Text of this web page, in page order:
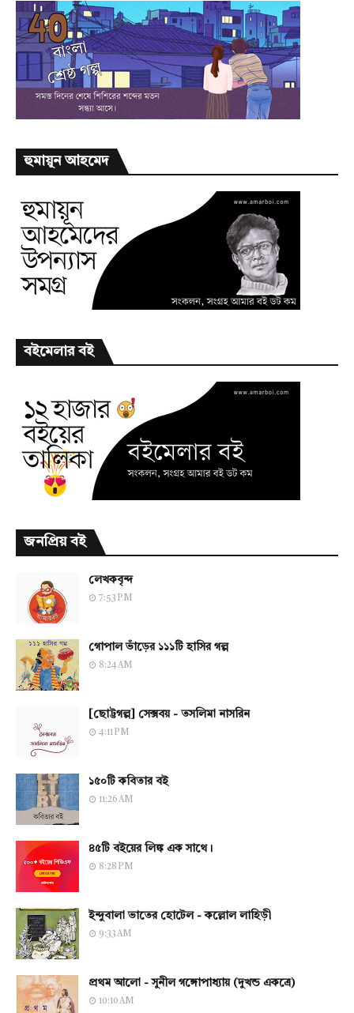
হুমায়ূন আহমেদ
বইমেলার বই
জনপ্রিয় বই
লেখকবৃন্দ
7:53 PM
গোপাল ভাঁড়ের ১১১টি হাসির গল্প
8:24 AM
[ছোট্টগল্প] সেক্সবয় - তসলিমা নাসরিন
4:11 PM
১৫০টি কবিতার বই
11:26 AM
৪৫টি বইয়ের লিঙ্ক এক সাথে।
8:28 PM
ইন্দুবালা ভাতের হোটেল - কল্লোল লাহিড়ী
9:33 AM
প্রথম আলো - সুনীল গঙ্গোপাধ্যায় (দুখন্ড একত্রে)
10:10 AM